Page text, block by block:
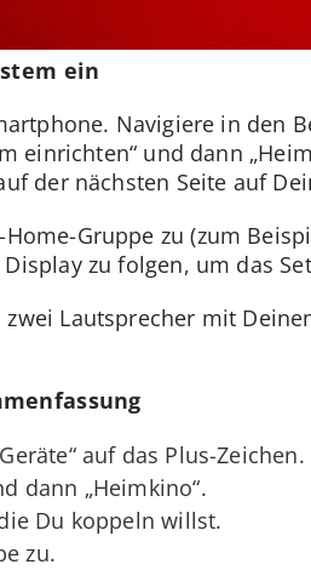
ein
Navigiere in den
einrichten“ und dann
der nächsten Seite auf
Gruppe zu (zum
zu folgen, um das
Lautsprecher mit
auf das Plus-Zeichen.
dann „Heimkino“.
Du koppeln willst.
zu.